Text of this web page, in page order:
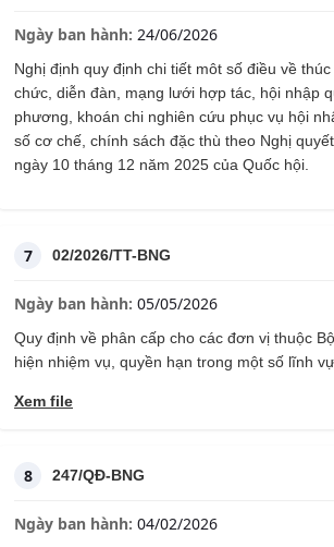
Ngày ban hành: 24/06/2026
Nghị định quy định chi tiết môt số điều về
chức, diễn đàn, mạng lưới hợp tác, hội nhập
phương, khoán chi nghiên cứu phục vụ hội
số cơ chế, chính sách đặc thù theo Nghị
ngày 10 tháng 12 năm 2025 của Quốc hội.
7 02/2026/TT-BNG
Ngày ban hành: 05/05/2026
Quy định về phân cấp cho các đơn vị thuộc
hiện nhiệm vụ, quyền hạn trong một số lĩnh
Xem file
8 247/QĐ-BNG
Ngày ban hành: 04/02/2026